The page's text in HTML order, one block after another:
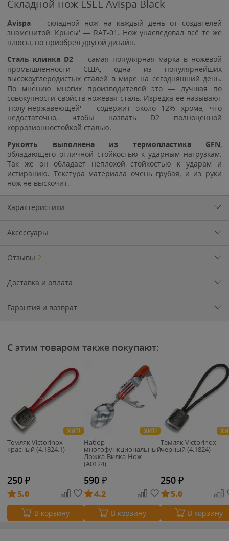
Складной нож ESEE Avispa Black
Avispa— складной нож на каждый день от создателей
знаменитой 'Крысы' — RAT-01. Нож унаследовал всё те же
плюсы, но приобрёл другой дизайн.
Cталь клинка D2 — самая популярная марка в ножевой
промышленности США, одна из популярнейших
высокоуглеродистых сталей в мире на сегодняшний день.
По мнению многих производителей это — лучшая по
совокупности свойств ножевая сталь. Изредка её называют
'полу-нержавеющей' – содержит около 12% хрома, что
недостаточно, чтобы назвать D2 полноценной
коррозионностойкой сталью.
Рукоять выполнена из термопластика GFN,
обладающего отличной стойкостью к ударным нагрузкам.
Так же он обладает неплохой стойкостью к ударам и
истиранию. Текстура материала очень грубая, и из руки
нож не выскочит.
Характеристики
Аксессуары
Отзывы 2
Доставка и оплата
Гарантия и возврат
С этим товаром также покупают:
ХИТ!
Темляк Victorinox
красный (4.1824.1)
250 ₽
5.0
В корзину
ХИТ!
Набор
многофункциональный
Ложка-Вилка-Нож
(А0124)
590 ₽
4.2
В корзину
Темляк Victorinox
черный (4.1824)
250 ₽
5.0
В корзину